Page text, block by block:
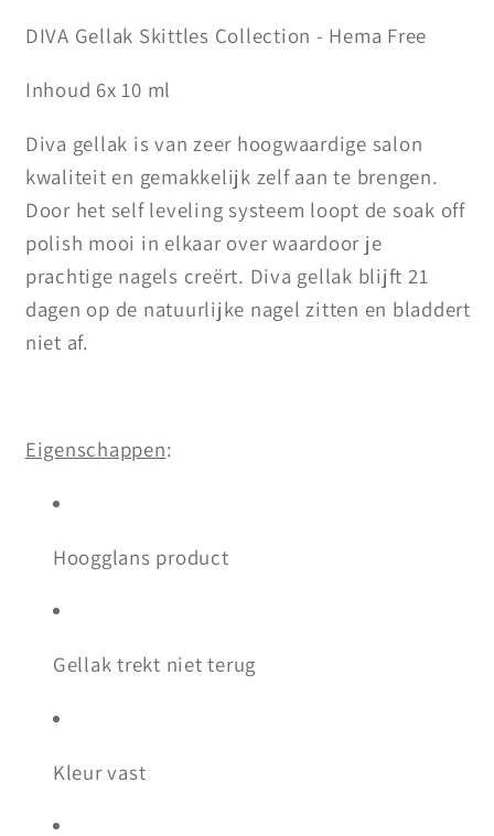
DIVA Gellak Skittles Collection - Hema Free
Inhoud 6x 10 ml
Diva gellak is van zeer hoogwaardige salon
kwaliteit en gemakkelijk zelf aan te brengen.
Door het self leveling systeem loopt de soak off
polish mooi in elkaar over waardoor je
prachtige nagels creërt. Diva gellak blijft 21
dagen op de natuurlijke nagel zitten en bladdert
niet af.
Eigenschappen:
Hoogglans product
Gellak trekt niet terug
Kleur vast